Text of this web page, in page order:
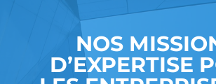
NOS
D’EXPERTISE